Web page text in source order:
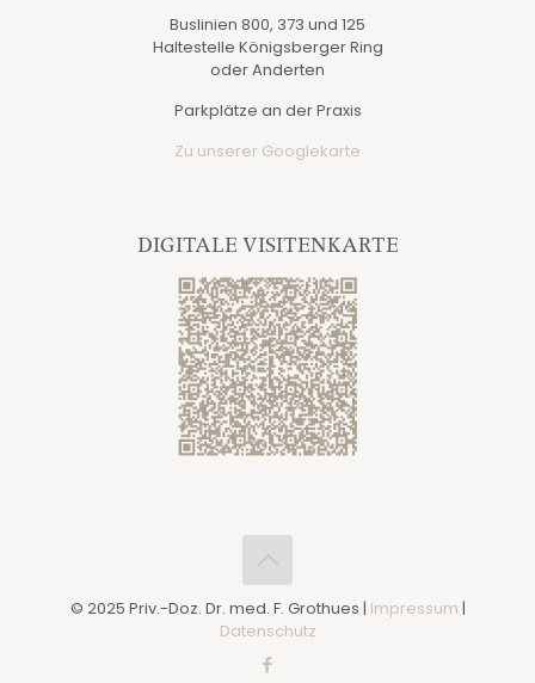
Buslinien 800, 373 und 125
Haltestelle Königsberger Ring
oder Anderten
Parkplätze an der Praxis
Zu unserer Googlekarte
DIGITALE VISITENKARTE
© 2025 Priv.-Doz. Dr. med. F. Grothues | Impressum |
Datenschutz